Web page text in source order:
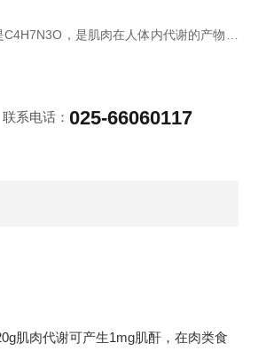
，是肌肉在人体内代谢的产物，
！
联系电话：025-66060117
肌肉代谢可产生1mg肌酐，在肉类食